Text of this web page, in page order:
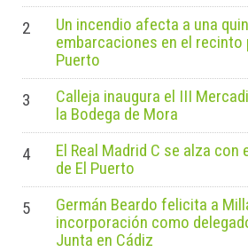
2
Un incendio afecta a una
embarcaciones en el recinto
Puerto
3
Calleja inaugura el III
la Bodega de Mora
4
El Real Madrid C se alza con
de El Puerto
5
Germán Beardo felicita a
incorporación como
Junta en Cádiz